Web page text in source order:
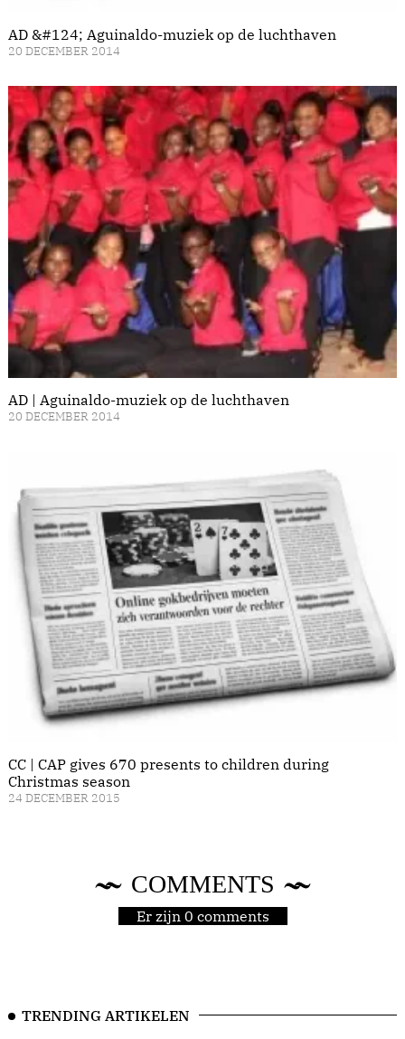
AD &#124; Aguinaldo-muziek op de luchthaven
20 DECEMBER 2014
AD | Aguinaldo-muziek op de luchthaven
20 DECEMBER 2014
CC | CAP gives 670 presents to children during
Christmas season
24 DECEMBER 2015
COMMENTS
Er zijn 0 comments
TRENDING ARTIKELEN